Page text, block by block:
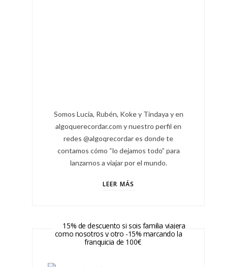
Somos Lucía, Rubén, Koke y Tindaya y en
algoquerecordar.com y nuestro perfil en
redes @algoqrecordar es donde te
contamos cómo “lo dejamos todo” para
lanzarnos a viajar por el mundo.
LEER MÁS
15% de descuento si sois familia viajera
como nosotros y otro -15% marcando la
franquicia de 100€